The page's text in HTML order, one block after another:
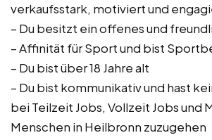
verkaufsstark, motiviert und
– Du besitzt ein offenes und
– Affinität für Sport und bist
– Du bist über 18 Jahre alt
– Du bist kommunikativ und hast
bei Teilzeit Jobs, Vollzeit Jobs und
Menschen in Heilbronn zuzugehen